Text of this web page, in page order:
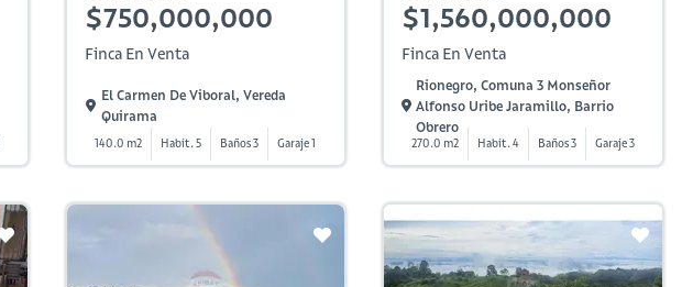
$750,000,000
Finca En Venta
El Carmen De Viboral, Vereda
Quirama
140.0 m2 Habit. 5 Baños 3 Garaje 1
$1,560,000,000
Finca En Venta
Rionegro, Comuna 3 Monseñor
Alfonso Uribe Jaramillo, Barrio
Obrero
270.0 m2 Habit. 4 Baños 3 Garaje 3